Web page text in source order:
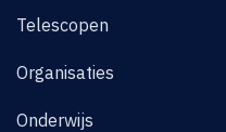
Telescopen
Organisaties
Onderwijs